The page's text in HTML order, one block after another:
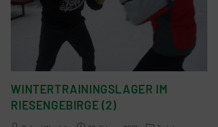
WINTERTRAININGSLAGER IM
RIESENGEBIRGE (2)